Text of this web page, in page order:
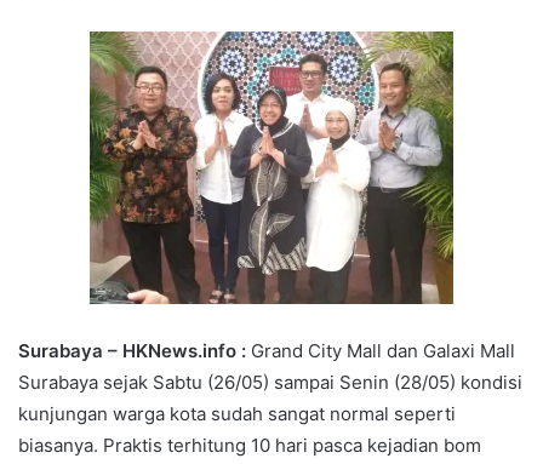
Surabaya – HKNews.info : Grand City Mall dan Galaxi Mall
Surabaya sejak Sabtu (26/05) sampai Senin (28/05) kondisi
kunjungan warga kota sudah sangat normal seperti
biasanya. Praktis terhitung 10 hari pasca kejadian bom